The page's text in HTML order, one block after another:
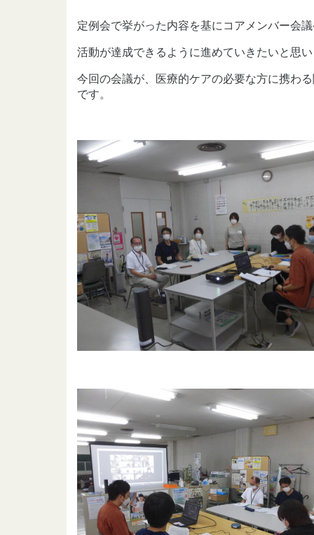
定例会で挙がった内容を基にコアメンバー会
活動が達成できるように進めていきたいと思
今回の会議が、医療的ケアの必要な方に携わ
です。